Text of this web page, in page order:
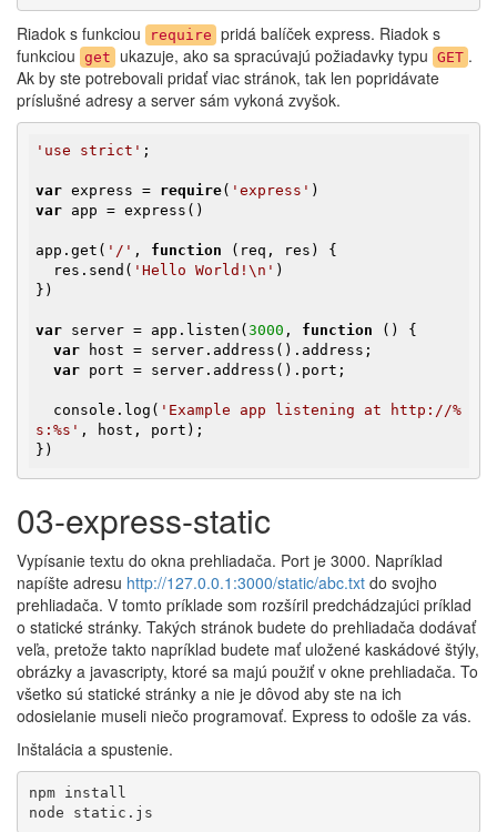
Riadok s funkciou require pridá balíček express. Riadok s
funkciou get ukazuje, ako sa spracúvajú požiadavky typu GET .
Ak by ste potrebovali pridať viac stránok, tak len popridávate
príslušné adresy a server sám vykoná zvyšok.
'use strict' ;
var express = require( 'express'
var app = express()
app.get( '/' , function (req, res)
{
  res.send(
'Hello World!\n' )
})
var server = app.listen( 3000 , function ()
{
var host = server.address().address;
var port = server.address().port;
  console.log(
'Example app listening at http://%
s:%s' , host, port);
})
03-express-static
Vypísanie textu do okna prehliadača. Port je 3000. Napríklad
napíšte adresu http://127.0.0.1:3000/static/abc.txt do svojho
prehliadača. V tomto príklade som rozšíril predchádzajúci príklad
o statické stránky. Takých stránok budete do prehliadača dodávať
veľa, pretože takto napríklad budete mať uložené kaskádové štýly,
obrázky a javascripty, ktoré sa majú použiť v okne prehliadača. To
všetko sú statické stránky a nie je dôvod aby ste na ich
odosielanie museli niečo programovať. Express to odošle za vás.
Inštalácia a spustenie.
npm install
node static.js